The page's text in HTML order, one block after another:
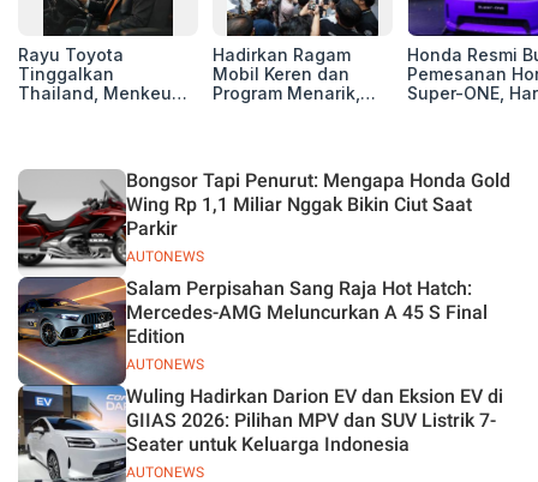
Rayu Toyota
Tinggalkan
Thailand, Menkeu
Basis Produksi
ASEAN
Hadirkan Ragam
Mobil Keren dan
Program Menarik,
Honda Resmi
Pemesanan
Super-ONE,
AUTONEWS
Bongsor Tapi Penurut: Mengapa Honda Gold
Wing Rp 1,1 Miliar Nggak Bikin Ciut Saat
Parkir
AUTONEWS
Salam Perpisahan Sang Raja Hot Hatch:
Mercedes-AMG Meluncurkan A 45 S Final
Edition
AUTONEWS
Wuling Hadirkan Darion EV dan Eksion EV di
GIIAS 2026: Pilihan MPV dan SUV Listrik 7-
Seater untuk Keluarga Indonesia